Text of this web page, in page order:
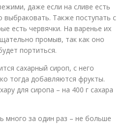
даже если на сливе есть
выбраковать. Также поступать с
есть червячки. На варенье их
промыв, так как оно
портиться.
сахарный сироп, с него
тогда добавляются фрукты.
для сиропа – на 400 г сахара
много за один раз – не больше